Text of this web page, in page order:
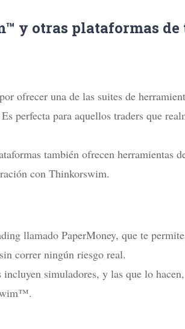
y otras plataformas
ofrecer una de las suites de
perfecta para aquellos traders que
también ofrecen herramientas
con Thinkorswim.
llamado PaperMoney, que te
correr ningún riesgo real.
simuladores, y las que lo